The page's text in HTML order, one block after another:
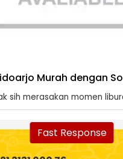
Murah dengan
sih merasakan momen
Fast Response